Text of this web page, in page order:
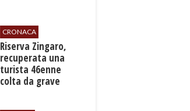
CRONACA
​Riserva Zingaro,
recuperata una
turista 46enne
colta da grave